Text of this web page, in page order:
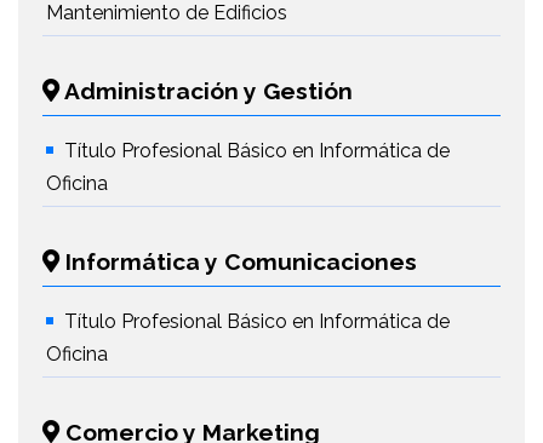
Mantenimiento de Edificios
Administración y Gestión
Título Profesional Básico en Informática de
Oficina
Informática y Comunicaciones
Título Profesional Básico en Informática de
Oficina
Comercio y Marketing